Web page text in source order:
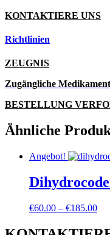
KONTAKTIERE UNS
Richtlinien
ZEUGNIS
Zugängliche
BESTELLUNG
Ähnliche
Angebot!
€60.00 – €185.00
bis